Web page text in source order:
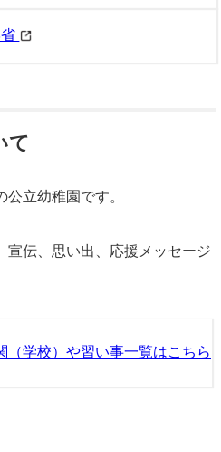
て
立幼稚園です。
宣伝、思い出、応援メッセージ
（学校）や習い事一覧はこちら